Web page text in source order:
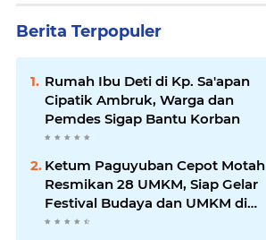
Berita Terpopuler
Rumah Ibu Deti di Kp. Sa'apan
Cipatik Ambruk, Warga dan
Pemdes Sigap Bantu Korban
Ketum Paguyuban Cepot Motah
Resmikan 28 UMKM, Siap Gelar
Festival Budaya dan UMKM di
Jalan Braga